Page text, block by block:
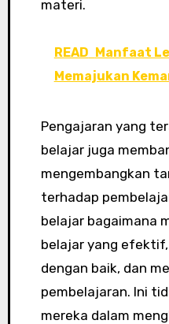
materi.
READ Manfaat
Memajukan
Pengajaran yang
belajar juga
mengembangkan
terhadap
belajar bagaimana
belajar yang
dengan baik, dan
pembelajaran. Ini
mereka dalam